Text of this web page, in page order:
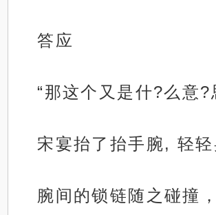
答应
“那这个又是什?么意?
宋宴抬了抬手腕, 轻轻
腕间的锁链随之碰撞